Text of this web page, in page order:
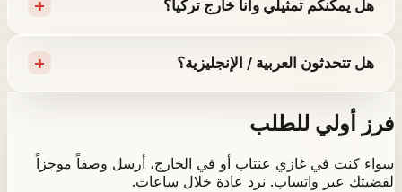
هل يمكنكم تمثيلي وأنا خارج تركيا؟ +
هل تتحدثون العربية / الإنجليزية؟ +
فرز أولي للطلب
سواء كنت في غازي عنتاب أو في الخارج، أرسل وصفاً موجزاً
لقضيتك عبر واتساب. نرد عادة خلال ساعات.